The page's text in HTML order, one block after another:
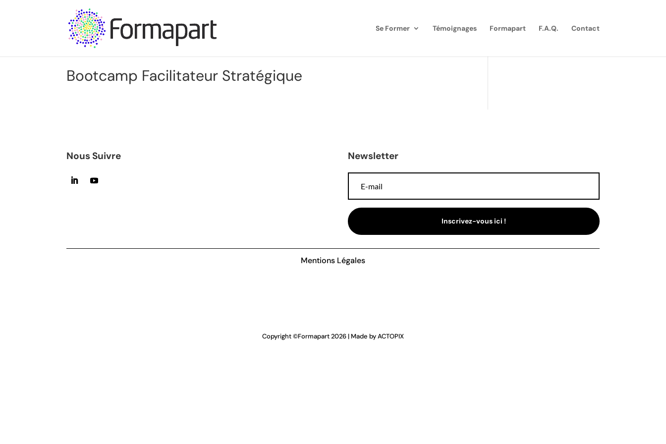
Se Former Témoignages Formapart F.A.Q. Contact
Bootcamp Facilitateur Stratégique
Nous Suivre Newsletter
Inscrivez-vous ici !
Mentions Légales
Copyright ©Formapart2026 | Made byACTOPIX